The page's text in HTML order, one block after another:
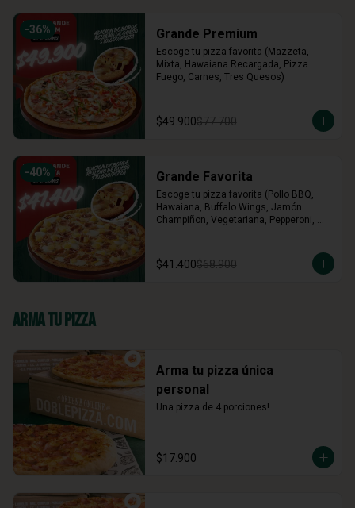
-36% Grande Premium
Escoge tu pizza favorita (Mazzeta,
Mixta, Hawaiana Recargada, Pizza
Fuego, Carnes, Tres Quesos)
$49.900$77.700
-40% Grande Favorita
Escoge tu pizza favorita (Pollo BBQ,
Hawaiana, Buffalo Wings, Jamón
Champiñon, Vegetariana, Pepperoni,
$41.400$68.900
Arma Tu Pizza
Arma tu pizza única
personal
Una pizza de 4 porciones!
$17.900